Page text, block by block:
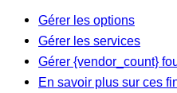
Gérer les options
Gérer les services
Gérer {vendor_count}
En savoir plus sur ces